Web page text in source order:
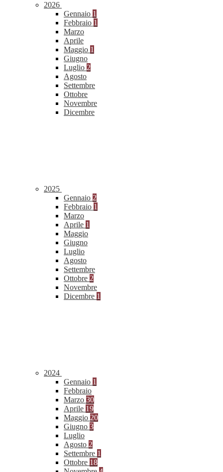
2026
Gennaio 1
Febbraio 1
Marzo
Aprile
Maggio 1
Giugno
Luglio 2
Agosto
Settembre
Ottobre
Novembre
Dicembre
2025
Gennaio 2
Febbraio 1
Marzo
Aprile 1
Maggio
Giugno
Luglio
Agosto
Settembre
Ottobre 2
Novembre
Dicembre 1
2024
Gennaio 1
Febbraio
Marzo 30
Aprile 19
Maggio 20
Giugno 3
Luglio
Agosto 2
Settembre 1
Ottobre 18